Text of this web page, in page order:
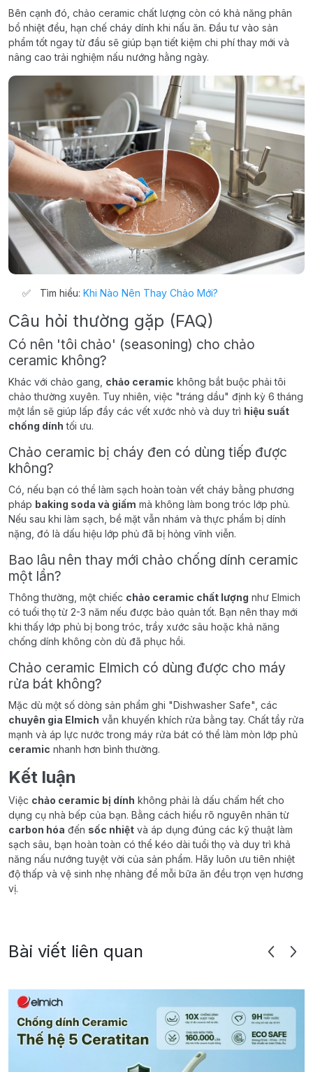
Bên cạnh đó, chảo ceramic chất lượng còn có khả năng phân
bổ nhiệt đều, hạn chế cháy dính khi nấu ăn. Đầu tư vào sản
phẩm tốt ngay từ đầu sẽ giúp bạn tiết kiệm chi phí thay mới và
nâng cao trải nghiệm nấu nướng hằng ngày.
Tìm hiểu: Khi Nào Nên Thay Chảo Mới?
Câu hỏi thường gặp (FAQ)
Có nên 'tôi chảo' (seasoning) cho chảo
ceramic không?
Khác với chảo gang, chảo ceramic không bắt buộc phải tôi
chảo thường xuyên. Tuy nhiên, việc "tráng dầu" định kỳ 6 tháng
một lần sẽ giúp lấp đầy các vết xước nhỏ và duy trì hiệu suất
chống dính tối ưu.
Chảo ceramic bị cháy đen có dùng tiếp được
không?
Có, nếu bạn có thể làm sạch hoàn toàn vết cháy bằng phương
pháp baking soda và giấm mà không làm bong tróc lớp phủ.
Nếu sau khi làm sạch, bề mặt vẫn nhám và thực phẩm bị dính
nặng, đó là dấu hiệu lớp phủ đã bị hỏng vĩnh viễn.
Bao lâu nên thay mới chảo chống dính ceramic
một lần?
Thông thường, một chiếc chảo ceramic chất lượng như Elmich
có tuổi thọ từ 2-3 năm nếu được bảo quản tốt. Bạn nên thay mới
khi thấy lớp phủ bị bong tróc, trầy xước sâu hoặc khả năng
chống dính không còn dù đã phục hồi.
Chảo ceramic Elmich có dùng được cho máy
rửa bát không?
Mặc dù một số dòng sản phẩm ghi "Dishwasher Safe", các
chuyên gia Elmich vẫn khuyến khích rửa bằng tay. Chất tẩy rửa
mạnh và áp lực nước trong máy rửa bát có thể làm mòn lớp phủ
ceramic nhanh hơn bình thường.
Kết luận
Việc chảo ceramic bị dính không phải là dấu chấm hết cho
dụng cụ nhà bếp của bạn. Bằng cách hiểu rõ nguyên nhân từ
carbon hóa đến sốc nhiệt và áp dụng đúng các kỹ thuật làm
sạch sâu, bạn hoàn toàn có thể kéo dài tuổi thọ và duy trì khả
năng nấu nướng tuyệt vời của sản phẩm. Hãy luôn ưu tiên nhiệt
độ thấp và vệ sinh nhẹ nhàng để mỗi bữa ăn đều trọn vẹn hương
vị.
Bài viết liên quan